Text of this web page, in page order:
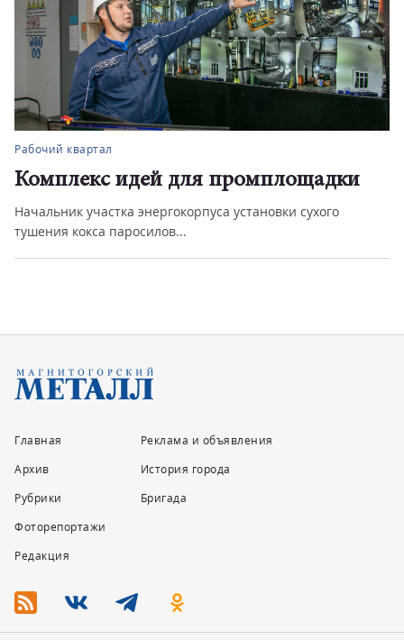
Рабочий квартал
Комплекс идей для промплощадки
Начальник участка энергокорпуса установки сухого
тушения кокса паросилов...
Главная
Архив
Рубрики
Фоторепортажи
Редакция
Реклама и объявления
История города
Бригада